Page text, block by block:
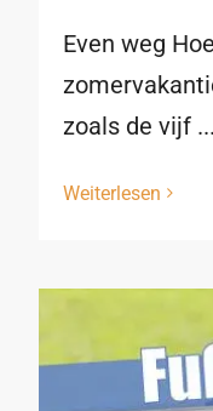
Even weg
zoals de vijf ...
Weiterlesen